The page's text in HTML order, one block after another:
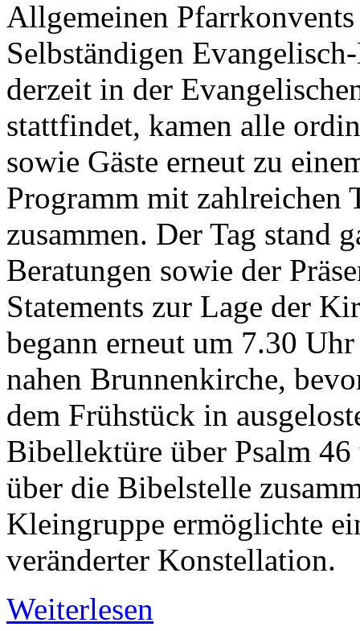
Allgemeinen
Selbständigen
derzeit in der
stattfindet, kamen alle
sowie Gäste erneut zu
Programm mit zahlreichen
zusammen. Der Tag stand
Beratungen sowie der
Statements zur Lage der
begann erneut um 7.30
nahen Brunnenkirche,
dem Frühstück in
Bibellektüre über Psalm
über die Bibelstelle
Kleingruppe ermöglichte
veränderter Konstellation.
Weiterlesen